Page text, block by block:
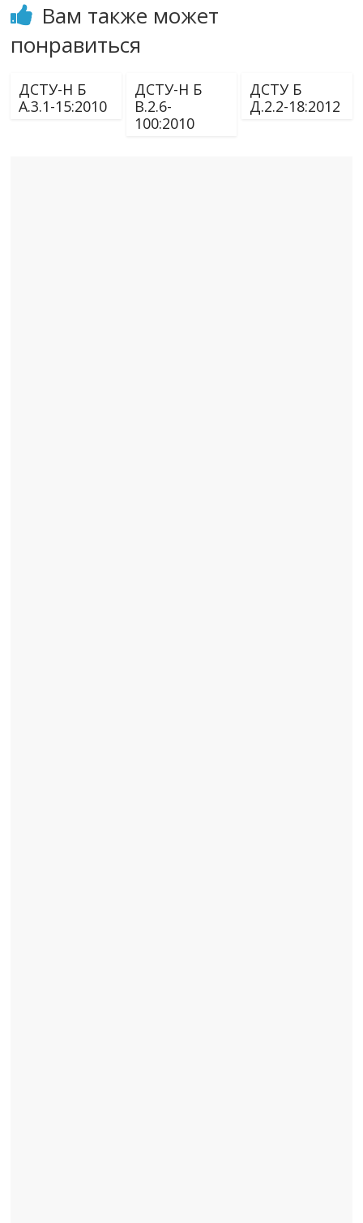
Вам также может
понравиться
ДСТУ-Н Б
А.3.1-15:2010
ДСТУ-Н Б
В.2.6-
100:2010
ДСТУ Б
Д.2.2-18:2012